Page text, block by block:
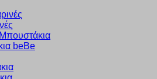
beBe